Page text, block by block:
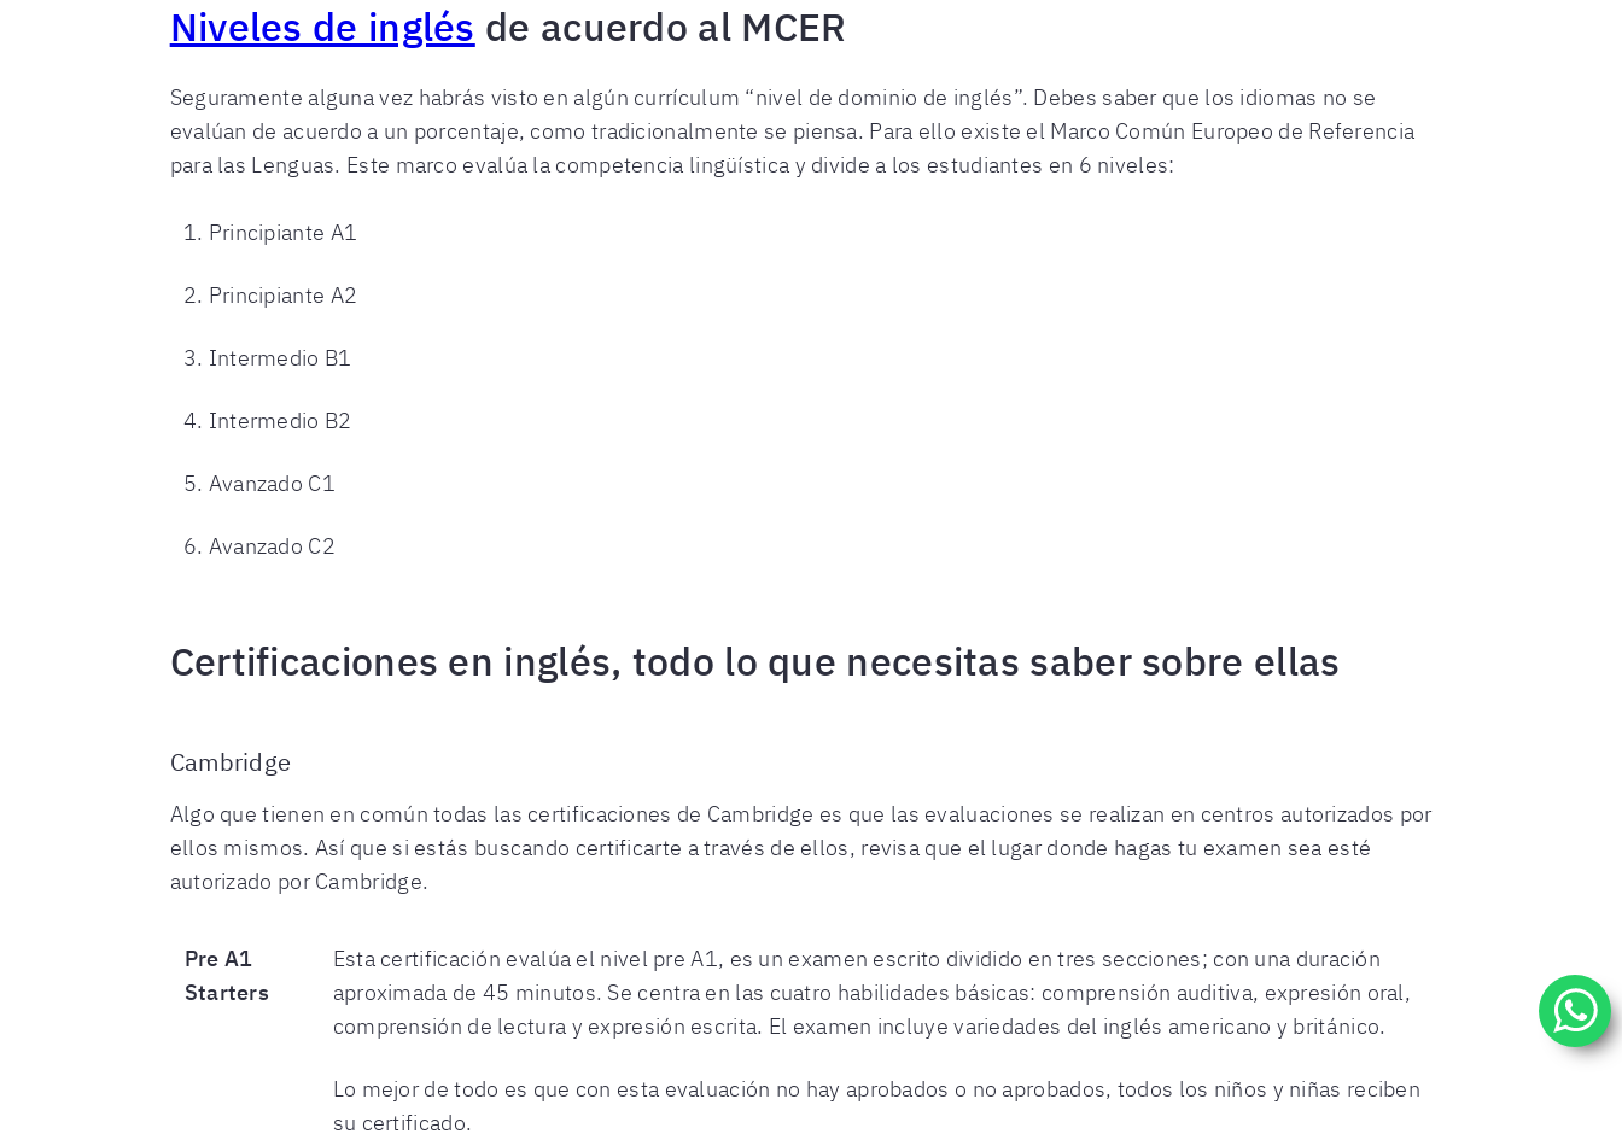
Niveles de inglés de acuerdo al MCER
Seguramente alguna vez habrás visto en algún currículum “nivel de dominio de inglés”. Debes saber que los idiomas no se
evalúan de acuerdo a un porcentaje, como tradicionalmente se piensa. Para ello existe el Marco Común Europeo de Referencia
para las Lenguas. Este marco evalúa la competencia lingüística y divide a los estudiantes en 6 niveles:
Principiante A1
Principiante A2
Intermedio B1
Intermedio B2
Avanzado C1
Avanzado C2
Certificaciones en inglés, todo lo que necesitas saber sobre ellas
Cambridge
Algo que tienen en común todas las certificaciones de Cambridge es que las evaluaciones se realizan en centros autorizados por
ellos mismos. Así que si estás buscando certificarte a través de ellos, revisa que el lugar donde hagas tu examen sea esté
autorizado por Cambridge.
Pre A1
Starters
Esta certificación evalúa el nivel pre A1, es un examen escrito dividido en tres secciones; con una duración
aproximada de 45 minutos. Se centra en las cuatro habilidades básicas: comprensión auditiva, expresión oral,
comprensión de lectura y expresión escrita. El examen incluye variedades del inglés americano y británico.
Lo mejor de todo es que con esta evaluación no hay aprobados o no aprobados, todos los niños y niñas reciben
su certificado.